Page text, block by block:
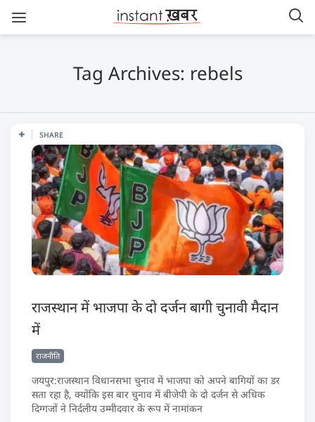
Tag Archives: rebels
SHARE
राजस्थान में भाजपा के दो दर्जन बागी चुनावी मैदान
में
राजनीति
जयपुर:राजस्थान विधानसभा चुनाव में भाजपा को अपने बागियों का डर
सता रहा है, क्योंकि इस बार चुनाव में बीजेपी के दो दर्जन से अधिक
दिग्गजों ने निर्दलीय उम्मीदवार के रूप में नामांकन